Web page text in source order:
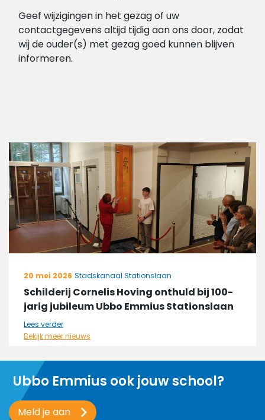
Geef wijzigingen in het gezag of uw
contactgegevens altijd tijdig aan ons door, zodat
wij de ouder(s) met gezag goed kunnen blijven
informeren.
20 mei 2026 Stadskanaal Stationslaan
Schilderij Cornelis Hoving onthuld bij 100-
jarig jubileum Ubbo Emmius Stationslaan
Lees verder
Bekijk meer nieuws
Ubbo Emmius ook jouw school?
Meld je aan